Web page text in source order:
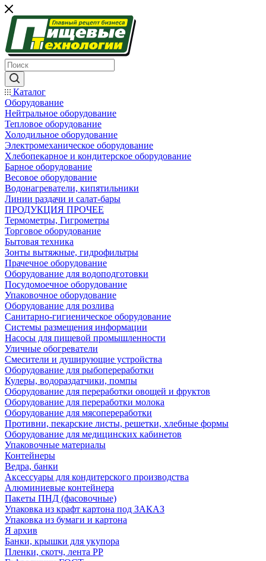
Каталог
Оборудование
Нейтральное оборудование
Тепловое оборудование
Холодильное оборудование
Электромеханическое оборудование
Хлебопекарное и кондитерское оборудование
Барное оборудование
Весовое оборудование
Водонагреватели, кипятильники
Линии раздачи и салат-бары
ПРОДУКЦИЯ ПРОЧЕЕ
Термометры, Гигрометры
Торговое оборудование
Бытовая техника
Зонты вытяжные, гидрофильтры
Прачечное оборудование
Оборудование для водоподготовки
Посудомоечное оборудование
Упаковочное оборудование
Оборудование для розлива
Санитарно-гигиеническое оборудование
Системы размещения информации
Насосы для пищевой промышленности
Уличные обогреватели
Смесители и душирующие устройства
Оборудование для рыбопереработки
Кулеры, водораздатчики, помпы
Оборудование для переработки овощей и фруктов
Оборудование для переработки молока
Оборудование для мясопереработки
Противни, пекарские листы, решетки, хлебные формы
Оборудование для медицинских кабинетов
Упаковочные материалы
Контейнеры
Ведра, банки
Аксессуары для кондитерского производства
Алюминиевые контейнера
Пакеты ПНД (фасовочные)
Упаковка из крафт картона под ЗАКАЗ
Упаковка из бумаги и картона
Я архив
Банки, крышки для укупора
Пленки, скотч, лента РР